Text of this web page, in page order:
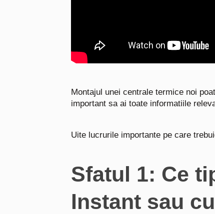
Montajul unei centrale termice noi
important sa ai toate informatiile
Uite lucrurile importante pe care
Sfatul 1: Ce
Instant sau